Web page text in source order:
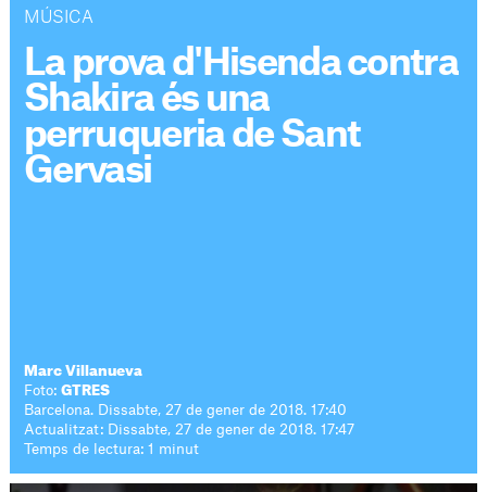
MÚSICA
La prova d'Hisenda contra
Shakira és una
perruqueria de Sant
Gervasi
Marc Villanueva
Foto:GTRES
Barcelona. Dissabte, 27 de gener de 2018. 17:40
Actualitzat: Dissabte, 27 de gener de 2018. 17:47
Temps de lectura: 1 minut